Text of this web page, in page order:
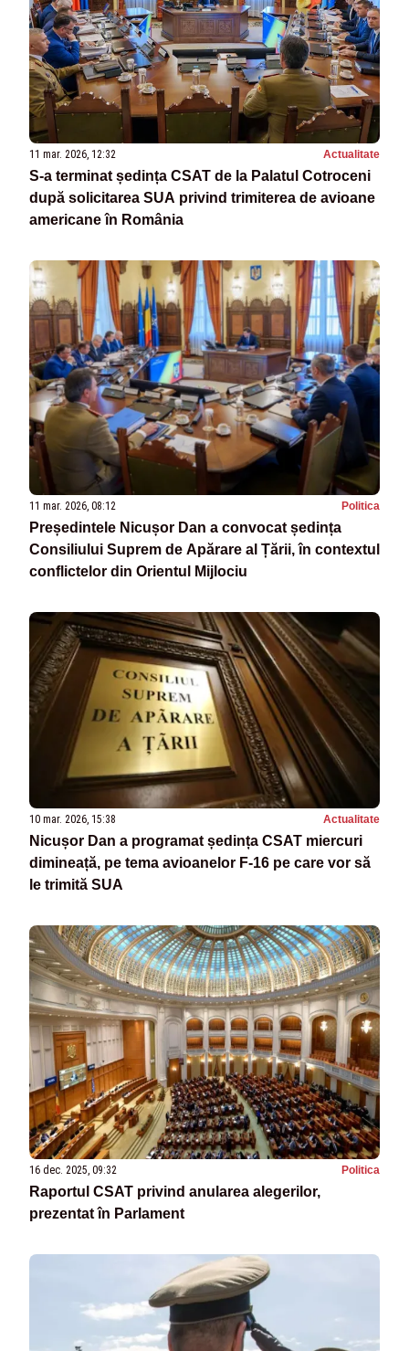
11 mar. 2026, 12:32 Actualitate
S-a terminat ședința CSAT de la Palatul Cotroceni
după solicitarea SUA privind trimiterea de avioane
americane în România
11 mar. 2026, 08:12 Politica
Președintele Nicușor Dan a convocat ședința
Consiliului Suprem de Apărare al Țării, în contextul
conflictelor din Orientul Mijlociu
10 mar. 2026, 15:38 Actualitate
Nicușor Dan a programat ședința CSAT miercuri
dimineață, pe tema avioanelor F-16 pe care vor să
le trimită SUA
16 dec. 2025, 09:32 Politica
Raportul CSAT privind anularea alegerilor,
prezentat în Parlament